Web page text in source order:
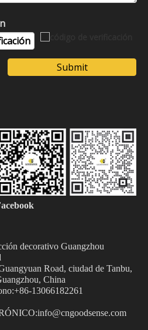
Submit
decorativo Guangzhou
Road, ciudad de Tanbu,
China
13066182261